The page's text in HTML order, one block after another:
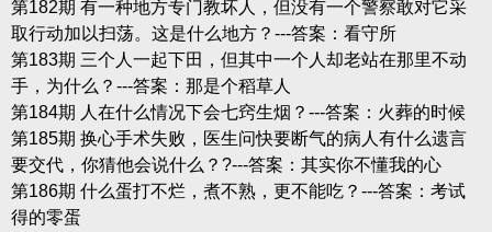
第182期 有一种地方专门教坏人，但没有一个警察敢对它采
取行动加以扫荡。这是什么地方？---答案：看守所
第183期 三个人一起下田，但其中一个人却老站在那里不动
手，为什么？---答案：那是个稻草人
第184期 人在什么情况下会七窍生烟？---答案：火葬的时候
第185期 换心手术失败，医生问快要断气的病人有什么遗言
要交代，你猜他会说什么？?---答案：其实你不懂我的心
第186期 什么蛋打不烂，煮不熟，更不能吃？---答案：考试
得的零蛋